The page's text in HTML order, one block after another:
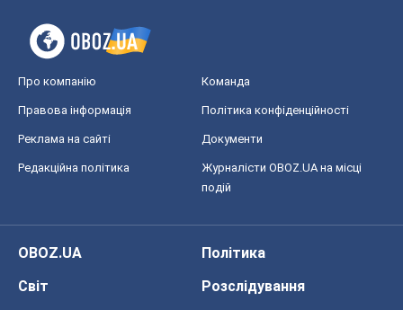
Про компанію Команда
Правова інформація Політика конфіденційності
Реклама на сайті Документи
Редакційна політика
Журналісти OBOZ.UA на місці
подій
OBOZ.UA
Політика
Світ
Розслідування